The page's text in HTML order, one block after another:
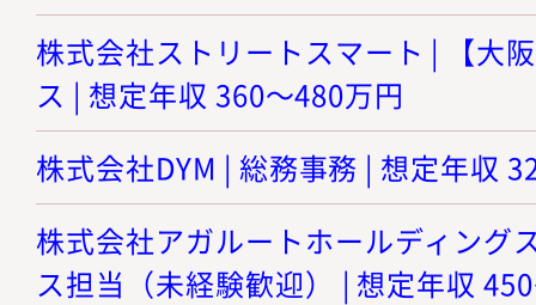
株式会社ストリートスマート | 【大
ス | 想定年収 360～480万円
株式会社DYM | 総務事務 | 想定年収
株式会社アガルートホールディング
ス担当（未経験歓迎） | 想定年収